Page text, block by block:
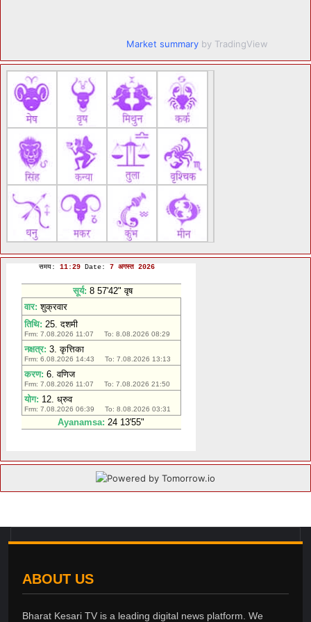
Market summary by TradingView
ABOUT US
Bharat Kesari TV is a leading digital news platform. We